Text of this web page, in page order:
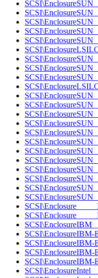
SCSI\EnclosureIBM-
SCSI\EnclosureIBM-
SCSI\EnclosureIBM-
SCSI\EnclosureIBM-